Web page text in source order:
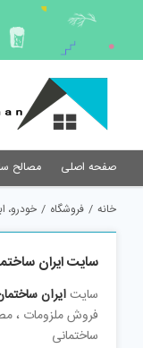
content
صفحه اصلی مصالح
خانه / فروشگاه / خودرو،
سایت ایران
سایتایران
فروش ملزومات ،
ساختمانی